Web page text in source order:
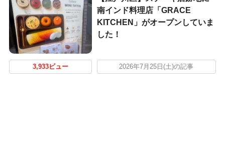
南インド料理店「GRACE
KITCHEN」がオープンしていま
した！
3,933ビュー 2026年7月25日(土)の記事